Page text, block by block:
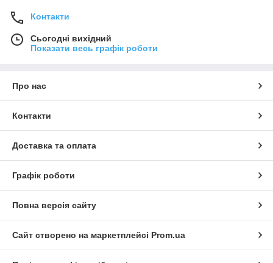
Контакти
Сьогодні вихідний
Показати весь графік роботи
Про нас
Контакти
Доставка та оплата
Графік роботи
Повна версія сайту
Сайт створено на маркетплейсі Prom.ua